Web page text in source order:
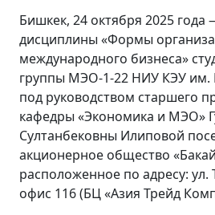
Бишкек, 24 октября 2025 года
дисциплины «Формы
международного бизнеса»
группы МЭО-1-22 НИУ КЭУ им.
под руководством старшего
кафедры «Экономика и МЭО»
Султанбековны Илиповой
акционерное общество
расположенное по адресу: ул.
офис 116 (БЦ «Азия Трейд